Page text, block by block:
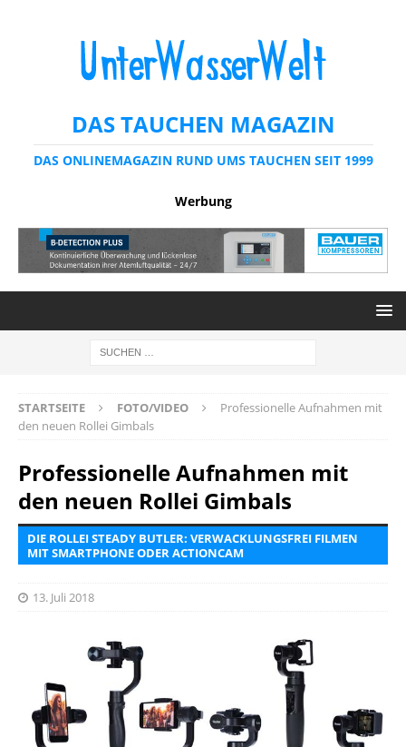
DAS TAUCHEN MAGAZIN
DAS ONLINEMAGAZIN RUND UMS TAUCHEN SEIT 1999
Werbung
STARTSEITE FOTO/VIDEO
Professionelle Aufnahmen mit
den neuen Rollei Gimbals
Professionelle Aufnahmen mit
den neuen Rollei Gimbals
DIE ROLLEI STEADY BUTLER: VERWACKLUNGSFREI FILMEN
MIT SMARTPHONE ODER ACTIONCAM
13. Juli 2018